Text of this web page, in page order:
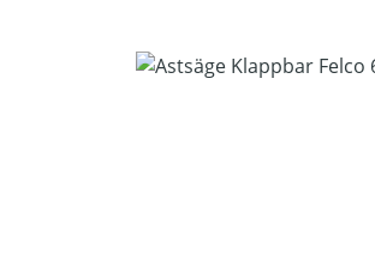
Bildergalerie überspringen